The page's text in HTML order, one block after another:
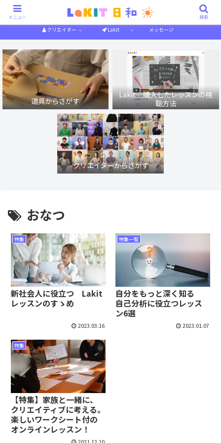
作り方解説 特集一覧
クリエイター Lakit メッセージ
道具からさがす
Lakit 購入したレッスンの視
聴方法
クリエイターからさがす
おなつ
特集
新社会人に役立つ Lakit
レッスンのすゝめ
2023.03.16
特集一覧
自分をもっと深く知る
自己分析に役立つレッス
ン6選
2023.01.07
特集
【特集】家族と一緒に、
クリエイティブに考える。
楽しいワークシート付の
オンラインレッスン！
メニュー 検索